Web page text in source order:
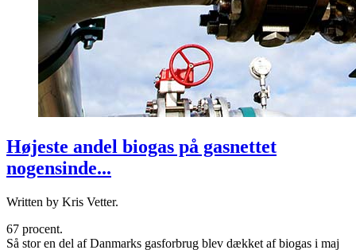
Højeste andel biogas på gasnettet
nogensinde...
Written by Kris Vetter.
67 procent.
Så stor en del af Danmarks gasforbrug blev dækket af biogas i maj